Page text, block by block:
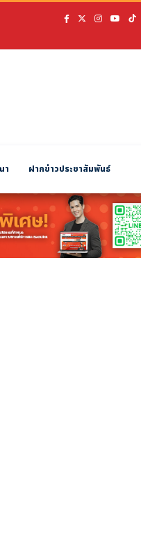
า ฝากข่าวประชาสัมพันธ์